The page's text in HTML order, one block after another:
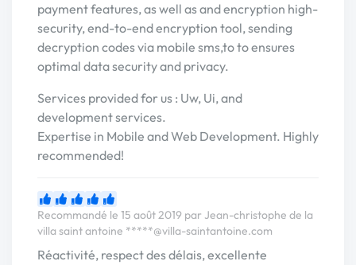
payment features, as well as and encryption high-
security, end-to-end encryption tool, sending
decryption codes via mobile sms,to to ensures
optimal data security and privacy.
Services provided for us : Uw, Ui, and
development services.
Expertise in Mobile and Web Development. Highly
recommended!
Recommandé le 15 août 2019 par Jean-christophe de la
villa saint antoine *****@villa-saintantoine.com
Réactivité, respect des délais, excellente